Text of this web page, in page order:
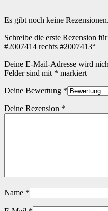
Es gibt noch keine Rezensionen.
Schreibe die erste Rezension
#2007414 rechts #2007413“
Deine E-Mail-Adresse wird
Felder sind mit * markiert
Deine Bewertung *
Deine Rezension *
Name *